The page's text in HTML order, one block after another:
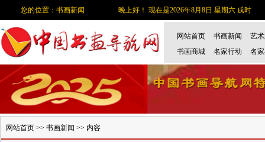
您的位置：书画新闻 晚上好！ 现在是2026年8月8日 星期六 戌时
网站首页 书画新闻
艺
书画商城
名家行动 名
网站首页 >> 书画新闻 >> 内容